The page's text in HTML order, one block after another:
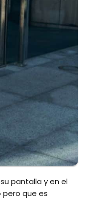
pantalla y en el
que es